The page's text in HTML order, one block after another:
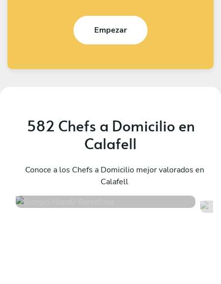
Empezar
582 Chefs a Domicilio en
Calafell
Conoce a los Chefs a Domicilio mejor valorados en
Calafell
Barcelona
198 servicios